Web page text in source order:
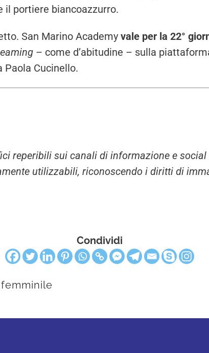
il portiere biancoazzurro.
San Marino Academy vale per la 22°
– come d’abitudine – sulla
Paola Cucinello.
reperibili sui canali di informazione e
utilizzabili, riconoscendo i diritti di
Condividi